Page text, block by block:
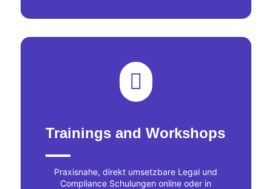

Trainings and Workshops
Praxisnahe, direkt umsetzbare Legal und
Compliance Schulungen online oder in